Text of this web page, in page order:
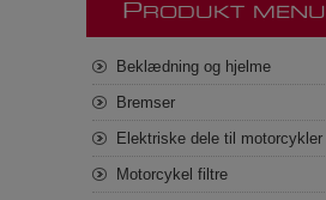
P RODUKT MENU
Beklædning og hjelme
Bremser
Elektriske dele til motorcykler
Motorcykel filtre